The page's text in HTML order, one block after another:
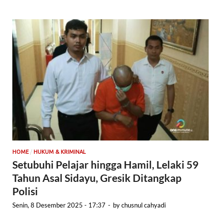
HOME / HUKUM & KRIMINAL
Setubuhi Pelajar hingga Hamil, Lelaki 59
Tahun Asal Sidayu, Gresik Ditangkap
Polisi
Senin, 8 Desember 2025 - 17:37 - bychusnul cahyadi